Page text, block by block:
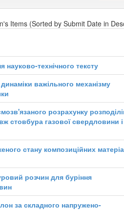
Items (Sorted by Submit Date in
науково-технічного тексту
важільного механізму
розрахунку
стовбура газової свердловини і
стану композиційних
розчин для буріння
за складного напружено-